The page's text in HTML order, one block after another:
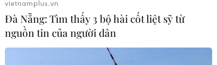
giới Mỹ-Mexico trong vòng 21 ngày, khi thỏa thuận cấp
ngân sách tạm thời cho các cơ quan chính phủ kết thúc,
bất chấp lập trường của Đảng Dân chủ.
vietnamplus.vn
Đà Nẵng: Tìm thấy 3 bộ hài cốt liệt sỹ từ
nguồn tin của người dân